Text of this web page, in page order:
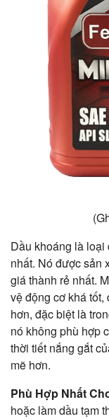
Dầu khoáng là loại
nhất. Nó được sản
giá thành rẻ nhất.
vệ động cơ khá
hơn, đặc biệt là
nó không phù hợp
thời tiết nắng gắt
mẽ hơn.
Phù Hợp Nhất
hoặc làm dầu tạm